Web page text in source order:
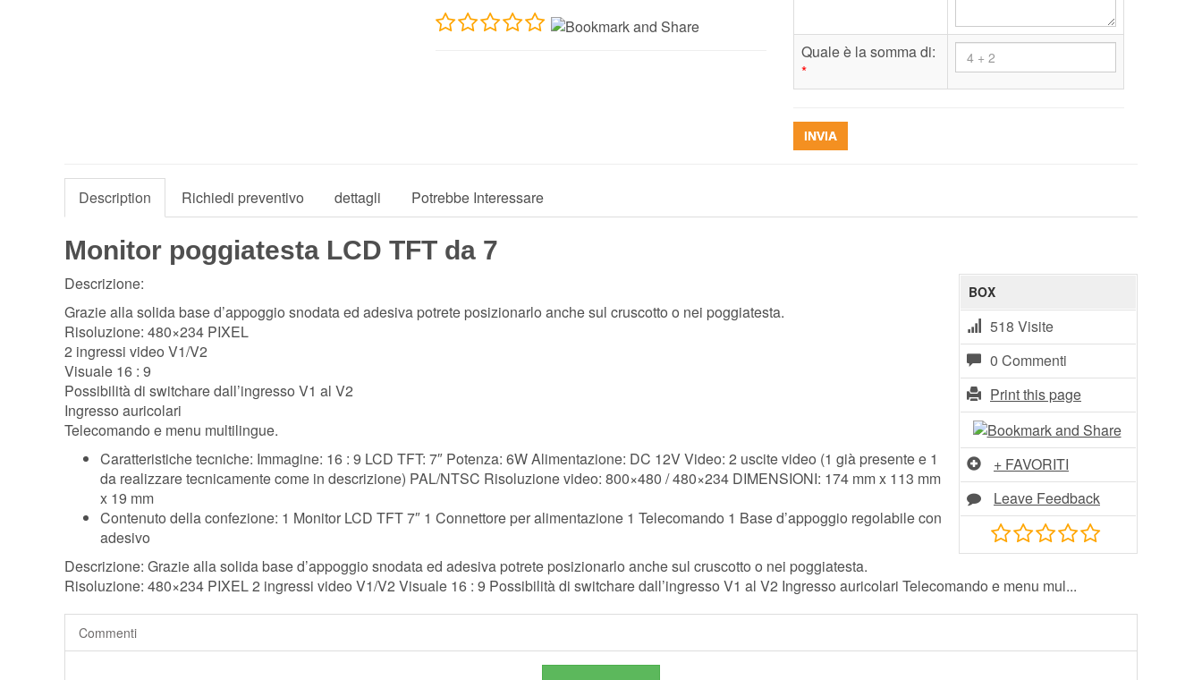
Quale è la somma di:
*
INVIA
Description Richiedi preventivo dettagli Potrebbe Interessare
Monitor poggiatesta LCD TFT da 7
BOX
518 Visite
0 Commenti
Print this page
+ FAVORITI
Leave Feedback
Descrizione:
Grazie alla solida base d’appoggio snodata ed adesiva potrete posizionarlo anche sul cruscotto o nei poggiatesta.
Risoluzione: 480×234 PIXEL
2 ingressi video V1/V2
Visuale 16 : 9
Possibilità di switchare dall’ingresso V1 al V2
Ingresso auricolari
Telecomando e menu multilingue.
Caratteristiche tecniche: Immagine: 16 : 9 LCD TFT: 7″ Potenza: 6W Alimentazione: DC 12V Video: 2 uscite video (1 già presente e 1
da realizzare tecnicamente come in descrizione) PAL/NTSC Risoluzione video: 800×480 / 480×234 DIMENSIONI: 174 mm x 113 mm
x 19 mm
Contenuto della confezione: 1 Monitor LCD TFT 7″ 1 Connettore per alimentazione 1 Telecomando 1 Base d’appoggio regolabile con
adesivo
Descrizione: Grazie alla solida base d’appoggio snodata ed adesiva potrete posizionarlo anche sul cruscotto o nei poggiatesta.
Risoluzione: 480×234 PIXEL 2 ingressi video V1/V2 Visuale 16 : 9 Possibilità di switchare dall’ingresso V1 al V2 Ingresso auricolari Telecomando e menu mul...
Commenti